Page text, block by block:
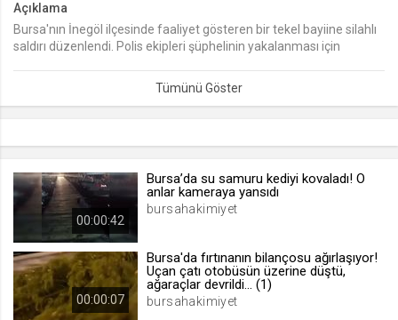
lang
.web.tv
Seçilen dil tercihini tutmak
.web.tv
Oturum verisini tutmak
1 gün
[hash]
.web.tv
Açıklama
Bursa'nın İnegöl ilçesinde faaliyet gösteren bir tekel bayiine silahlı
saldırı düzenlendi. Polis ekipleri şüphelinin yakalanması için
00:00:42
Bursa’da su samuru kediyi kovaladı! O
anlar kameraya yansıdı
bursahakimiyet
00:00:07
Bursa'da fırtınanın bilançosu ağırlaşıyor!
Uçan çatı otobüsün üzerine düştü,
ağaraçlar devrildi... (1)
bursahakimiyet